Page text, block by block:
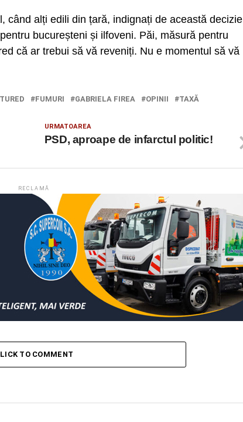
când alți edili din țară, indignați de această decizie
bucureșteni și ilfoveni. Păi, măsură pentru
că ar trebui să vă reveniți. Nu e momentul să vă
FUMURI GABRIELA FIREA OPINII TAXĂ
URMATOAREA
PSD, aproape de infarctul politic!
RECLAMĂ
TO COMMENT